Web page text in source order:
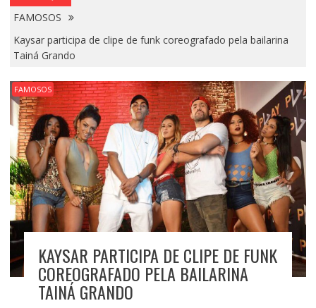
FAMOSOS
Kaysar participa de clipe de funk coreografado pela bailarina
Tainá Grando
FAMOSOS
KAYSAR PARTICIPA DE CLIPE DE FUNK
COREOGRAFADO PELA BAILARINA
TAINÁ GRANDO